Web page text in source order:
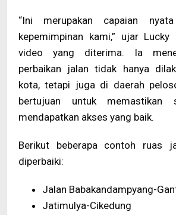
“Ini merupakan capaian
kepemimpinan kami,” ujar Lucky
video yang diterima. Ia
perbaikan jalan tidak hanya
kota, tetapi juga di daerah
bertujuan untuk memastikan
mendapatkan akses yang baik.
Berikut beberapa contoh ruas
diperbaiki:
Jalan Babakandampyang-
Jatimulya-Cikedung